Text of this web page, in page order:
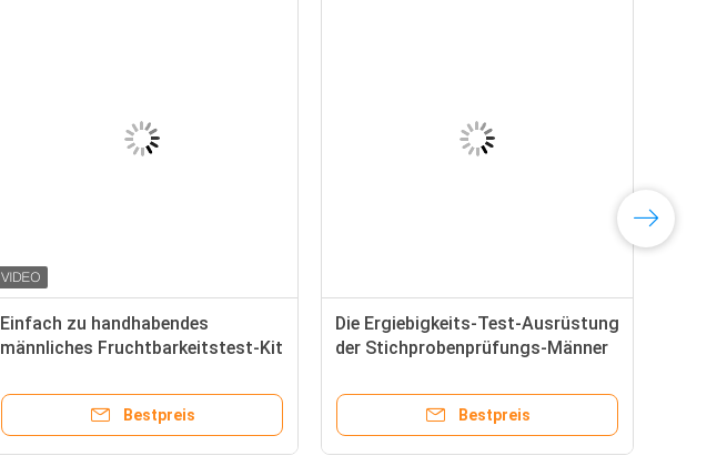
Einfach zu handhabendes
männliches Fruchtbarkeitstest-Kit
geprüft
Bestpreis
Die Ergiebigkeits-Test-Ausrüstung
der Stichprobenprüfungs-Männer
Plasma-Zink-Niveaus
Bestpreis